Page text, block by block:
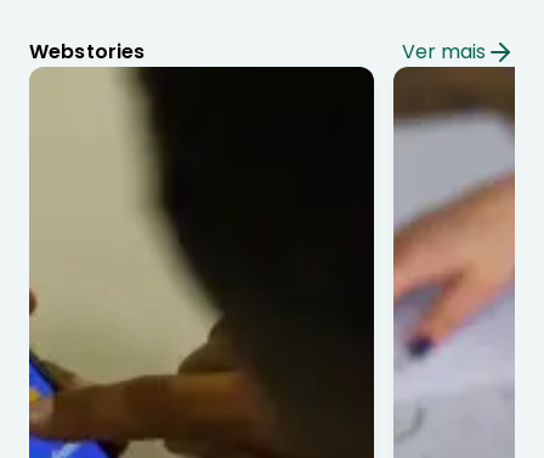
Webstories Ver mais